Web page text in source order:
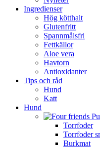
Ingredienser
Hög kötthalt
Glutenfritt
Spannmålsfri
Fettkällor
Aloe vera
Havtorn
Antioxidanter
Tips och råd
Hund
Katt
Hund
Torrfoder
Torrfoder
Burkmat